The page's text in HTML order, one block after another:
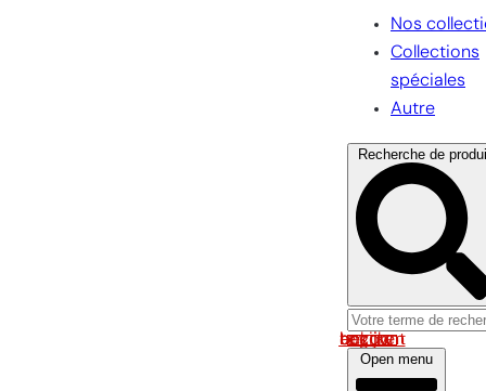
Nos
Collections
spéciales
Autre
Recherche de
Log in om uw account te bekijken
Open menu